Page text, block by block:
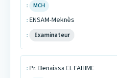
MCH
ENSAM-Meknès
Examinateur
Pr. Benaissa EL FAHIME